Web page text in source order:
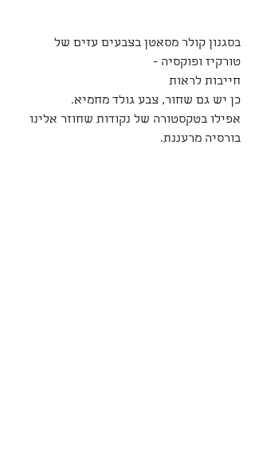
בסגנון קולר מסאטן בצבעים עזים של
טורקיז ופוקסיה -
חייבות לראות
כן יש גם שחור, צבע גולד מחמיא.
אפילו בטקסטורה של נקודות שחוזר אלינו
בורסיה מרעננת.